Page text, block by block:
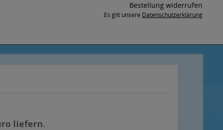
Bestellung widerrufen
Es gilt unsere Datenschutzerklärung
liefern.